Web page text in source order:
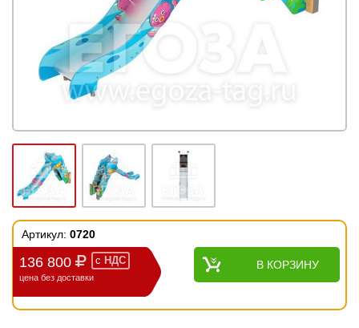
Артикул: 0720
136 800 с НДС
цена без доставки
В КОРЗИНУ